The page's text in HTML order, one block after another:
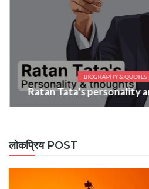
BIOGRAPHY & QUOTES
Ratan Tata’s personality
लोकप्रिय POST